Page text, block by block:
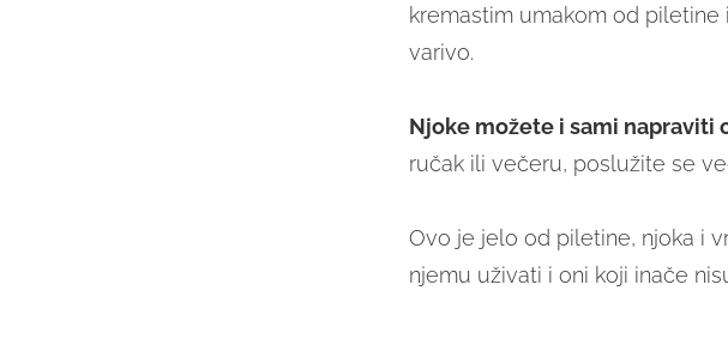
kremastim umakom od piletine
varivo.
Njoke možete i sami napraviti
ručak ili večeru, poslužite se
Ovo je jelo od piletine, njoka i
njemu uživati i oni koji inače